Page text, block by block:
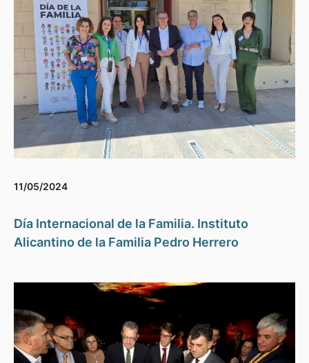
11/05/2024
Día Internacional de la Familia. Instituto
Alicantino de la Familia Pedro Herrero